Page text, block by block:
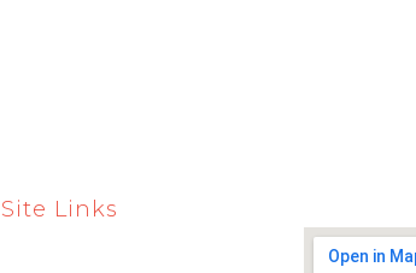
Site Links